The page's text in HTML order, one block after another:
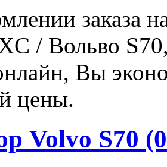
заказа
/ Вольво
Вы
цены.
Volvo S70